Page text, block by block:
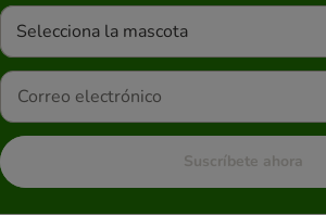
Selecciona la mascota
Suscríbete ahora